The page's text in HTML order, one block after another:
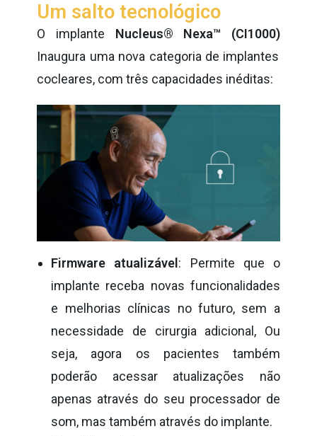
Um salto tecnológico
O implante Nucleus® Nexa™ (CI1000)
Inaugura uma nova categoria de implantes
cocleares, com três capacidades inéditas:
Firmware atualizável : Permite que o
implante receba novas funcionalidades
e melhorias clínicas no futuro, sem a
necessidade de cirurgia adicional, Ou
seja, agora os pacientes também
poderão acessar atualizações não
apenas através do seu processador de
som, mas também através do implante.